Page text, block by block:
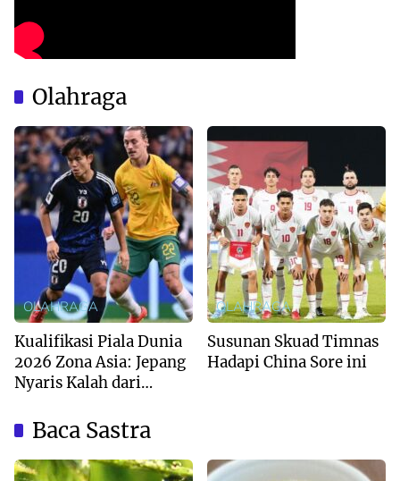
Olahraga
OLAHRAGA
Kualifikasi Piala Dunia
2026 Zona Asia: Jepang
Nyaris Kalah dari
OLAHRAGA
Susunan Skuad Timnas
Hadapi China Sore ini
Baca Sastra